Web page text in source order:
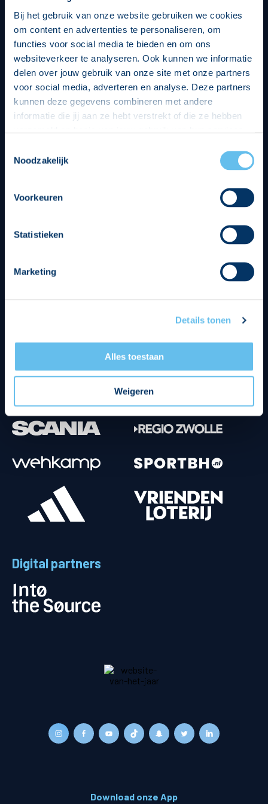
Bij het gebruik van onze website gebruiken we cookies
om content en advertenties te personaliseren, om
functies voor social media te bieden en om ons
websiteverkeer te analyseren. Ook kunnen we informatie
delen over jouw gebruik van onze site met onze partners
voor social media, adverteren en analyse. Deze partners
kunnen deze gegevens combineren met andere
informatie die jij aan ze hebt verstrekt of die ze hebben
op een veilige en integere wijze. Je kunt je toestemming
beheren op de privacy- en cookieverklaring pagina.
Noodzakelijk
Voorkeuren
Statistieken
Marketing
Details tonen
Alles toestaan
Weigeren
Digital partners
Download onze App